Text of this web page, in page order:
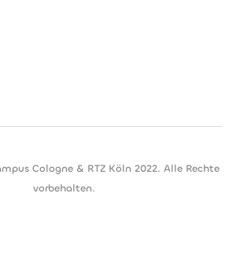
Cologne & RTZ Köln 2022. Alle Rechte
vorbehalten.